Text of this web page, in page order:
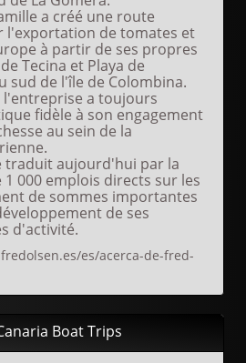
a créé une route
l'exportation de tomates et
à partir de ses propres
Tecina et Playa de
sud de l'île de Colombina.
l'entreprise a toujours
fidèle à son engagement
au sein de la
traduit aujourd'hui par la
000 emplois directs sur les
de sommes importantes
de ses
d'activité.
es/acerca-de-fred-
Boat Trips